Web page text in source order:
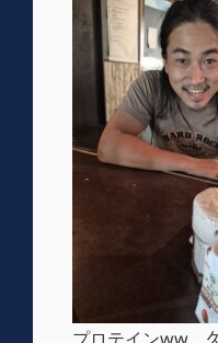
プロテインww